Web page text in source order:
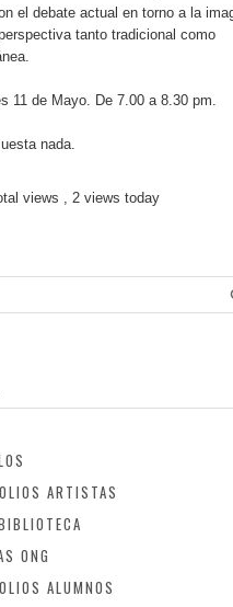
el debate actual en torno a la
tanto tradicional como
11 de Mayo. De 7.00 a 8.30 pm.
nada.
views , 2 views today
ARTISTAS
ONG
ALUMNOS